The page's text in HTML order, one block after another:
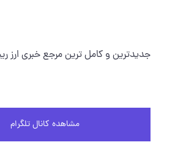
جدیدترین و کامل ترین مرجع خبری ارز
مشاهده کانال تلگرام